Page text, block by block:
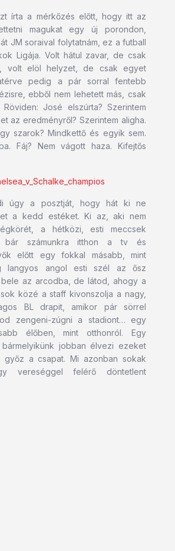
írta a mérkőzés előtt, hogy itt az
magukat egy új porondon,
JM soraival folytatnám, ez a futball
Ligája. Volt hátul zavar, de csak
volt elöl helyzet, de csak egyet
pedig a pár sorral fentebb
ebből nem lehetett más, csak
José elszúrta? Szerintem
az eredményről? Szerintem aligha.
szarok? Mindkettő és egyik sem.
Fáj? Nem vágott haza. Kifejtős
úgy a posztját, hogy hát ki ne
a kedd estéket. Ki az, aki nem
a hétközi, esti meccsek
bár számunkra itthon a tv és
előtt egy fokkal másabb, mint
langyos angol esti szél az ősz
az arcodba, de látod, ahogy a
közé a staff kivonszolja a nagy,
BL drapit, amikor pár sörrel
zengeni-zúgni a stadiont… egy
élőben, mint otthonról. Egy
jobban élvezi ezeket
győz a csapat. Mi azonban sokak
vereséggel felérő döntetlent